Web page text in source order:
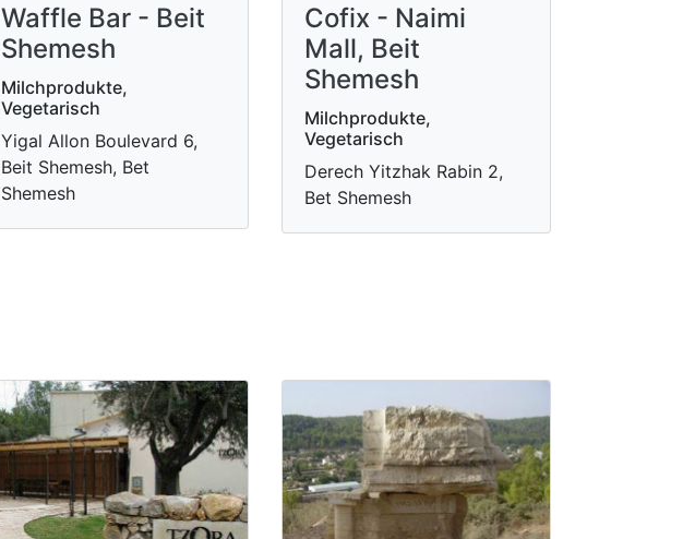
Waffle Bar - Beit
Shemesh
Milchprodukte,
Vegetarisch
Yigal Allon Boulevard 6,
Beit Shemesh, Bet
Shemesh
Cofix - Naimi
Mall, Beit
Shemesh
Milchprodukte,
Vegetarisch
Derech Yitzhak Rabin 2,
Bet Shemesh